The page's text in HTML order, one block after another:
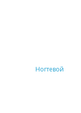
Ногтевой